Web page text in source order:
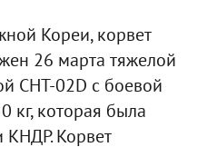
Кореи, корвет
26 марта тяжелой
CHT-02D с боевой
кг, которая была
Корвет